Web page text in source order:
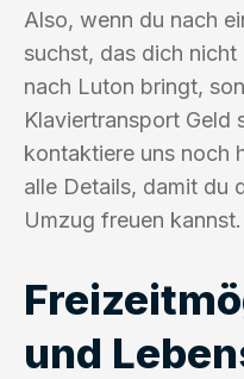
Also, wenn du nach
suchst, das dich
nach Luton bringt,
Klaviertransport Geld
kontaktiere uns noch
alle Details, damit du
Umzug freuen kannst.
und